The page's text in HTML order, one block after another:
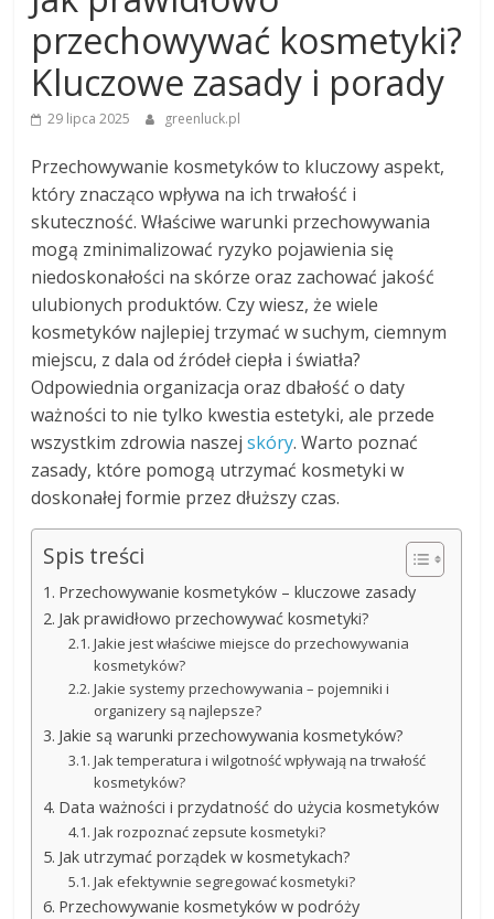
przechowywać kosmetyki?
Kluczowe zasady i porady
29 lipca 2025 greenluck.pl
Przechowywanie kosmetyków to kluczowy aspekt,
który znacząco wpływa na ich trwałość i
skuteczność. Właściwe warunki przechowywania
mogą zminimalizować ryzyko pojawienia się
niedoskonałości na skórze oraz zachować jakość
ulubionych produktów. Czy wiesz, że wiele
kosmetyków najlepiej trzymać w suchym, ciemnym
miejscu, z dala od źródeł ciepła i światła?
Odpowiednia organizacja oraz dbałość o daty
ważności to nie tylko kwestia estetyki, ale przede
wszystkim zdrowia naszejskóry. Warto poznać
zasady, które pomogą utrzymać kosmetyki w
doskonałej formie przez dłuższy czas.
Spis treści
Przechowywanie kosmetyków – kluczowe zasady
Jak prawidłowo przechowywać kosmetyki?
Jakie jest właściwe miejsce do przechowywania
kosmetyków?
Jakie systemy przechowywania – pojemniki i
organizery są najlepsze?
Jakie są warunki przechowywania kosmetyków?
Jak temperatura i wilgotność wpływają na trwałość
kosmetyków?
Data ważności i przydatność do użycia kosmetyków
Jak rozpoznać zepsute kosmetyki?
Jak utrzymać porządek w kosmetykach?
Jak efektywnie segregować kosmetyki?
Przechowywanie kosmetyków w podróży